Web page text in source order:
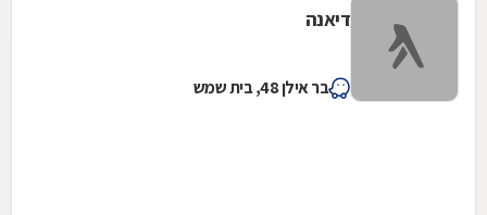
דיאנה
בר אילן 48, בית שמש